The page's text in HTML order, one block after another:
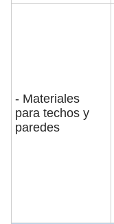
- Materiales
para techos y
paredes